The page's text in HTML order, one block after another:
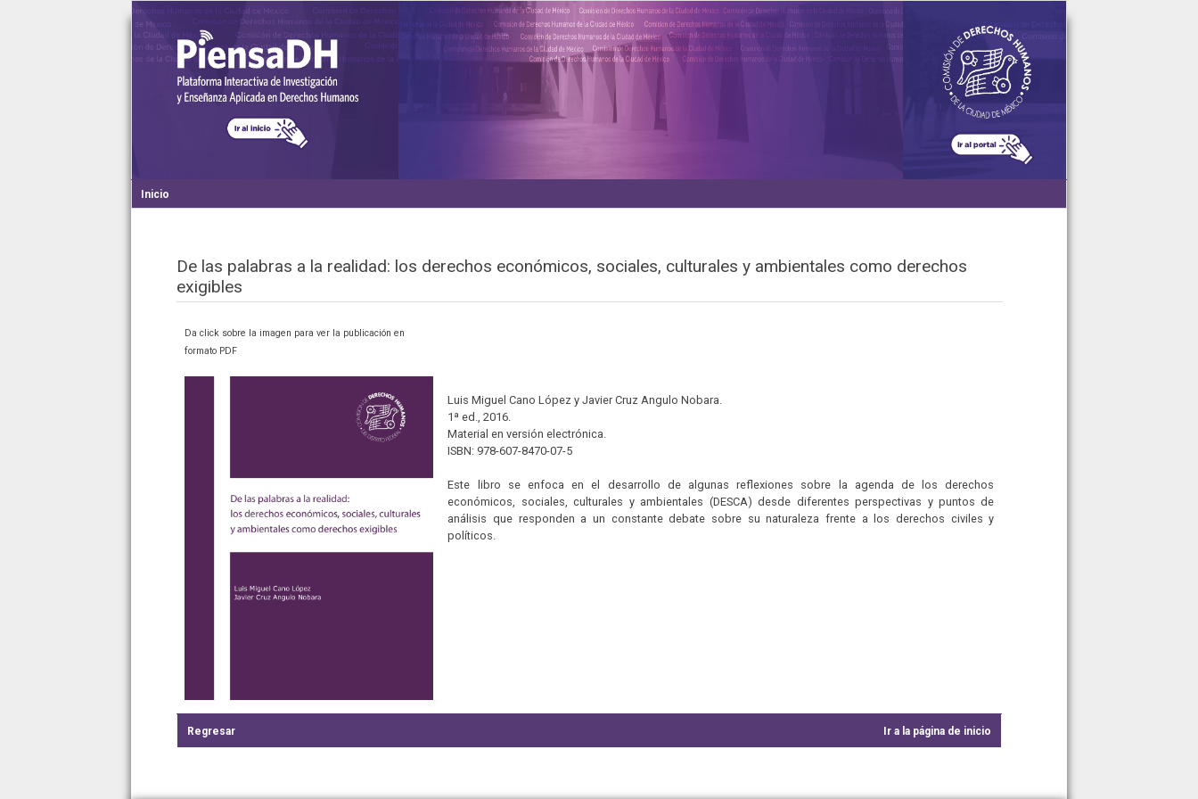
Inicio
De las palabras a la realidad: los derechos económicos, sociales, culturales y ambientales como derechos
exigibles
Da click sobre la imagen para ver la publicación en
formato PDF
Luis Miguel Cano López y Javier Cruz Angulo Nobara.
1ª ed., 2016.
Material en versión electrónica.
ISBN: 978-607-8470-07-5
Este libro se enfoca en el desarrollo de algunas reflexiones sobre la agenda de los derechos
económicos, sociales, culturales y ambientales (DESCA) desde diferentes perspectivas y puntos de
análisis que responden a un constante debate sobre su naturaleza frente a los derechos civiles y
políticos.
Regresar Ir a la página de inicio